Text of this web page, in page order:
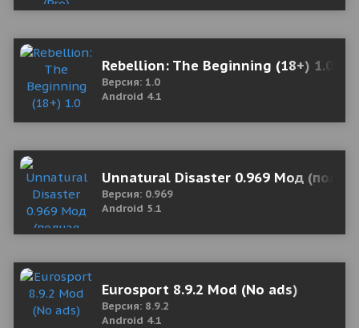
Rebellion: The Beginning (18+) 1.0
Версия: 1.0
Android 4.1
Unnatural Disaster 0.969 Мод
Версия: 0.969
Android 5.1
Eurosport 8.9.2 Mod (No ads)
Версия: 8.9.2
Android 4.1